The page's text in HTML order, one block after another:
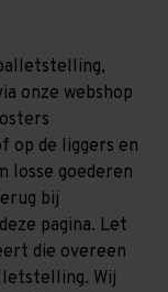
onze webshop
op de liggers en
losse goederen
bij
pagina. Let
die overeen
Wij